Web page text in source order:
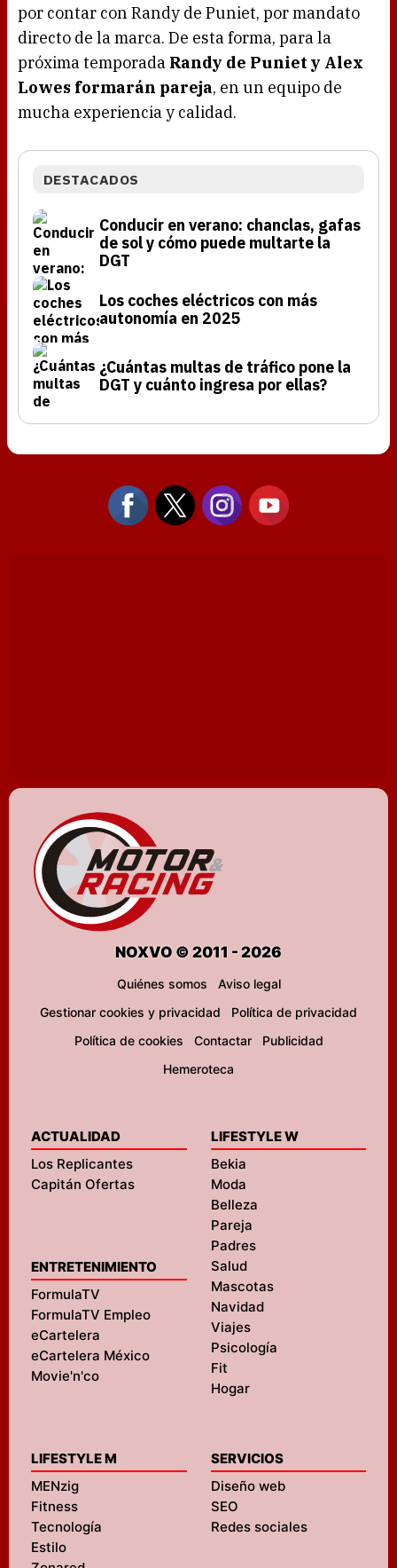
por contar con Randy de Puniet, por mandato
directo de la marca. De esta forma, para la
próxima temporada Randy de Puniet y Alex
Lowes formarán pareja, en un equipo de
mucha experiencia y calidad.
DESTACADOS
Conducir en verano: chanclas, gafas
de sol y cómo puede multarte la
DGT
Los coches eléctricos con más
autonomía en 2025
¿Cuántas multas de tráfico pone la
DGT y cuánto ingresa por ellas?
NOXVO © 2011 - 2026
Quiénes somos
Aviso legal
Gestionar cookies y privacidad
Política de privacidad
Política de cookies
Contactar
Publicidad
Hemeroteca
ACTUALIDAD
Los Replicantes
Capitán Ofertas
ENTRETENIMIENTO
FormulaTV
FormulaTV Empleo
eCartelera
eCartelera México
Movie'n'co
LIFESTYLE W
Bekia
Moda
Belleza
Pareja
Padres
Salud
Mascotas
Navidad
Viajes
Psicología
Fit
Hogar
LIFESTYLE M
MENzig
Fitness
Tecnología
Estilo
SERVICIOS
Diseño web
SEO
Redes sociales